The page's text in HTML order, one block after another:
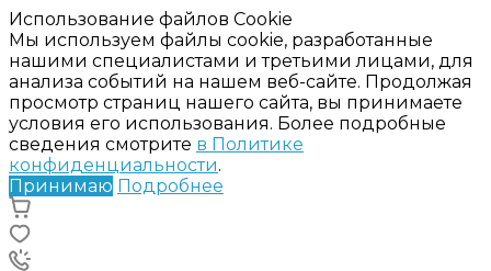
Использование файлов Cookie
Мы используем файлы cookie, разработанные
нашими специалистами и третьими лицами, для
анализа событий на нашем веб-сайте. Продолжая
просмотр страниц нашего сайта, вы принимаете
условия его использования. Более подробные
сведения смотрите в Политике
конфиденциальности.
Принимаю Подробнее